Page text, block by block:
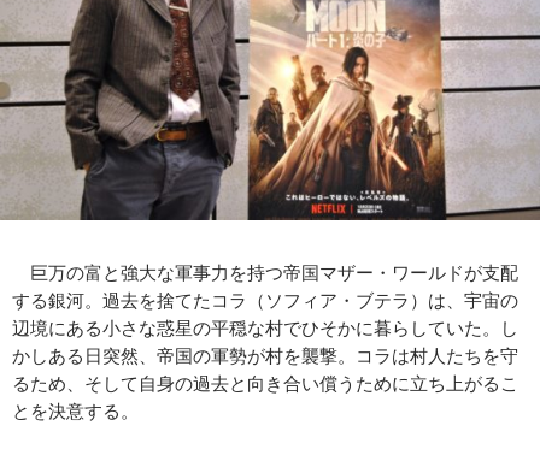
巨万の富と強大な軍事力を持つ帝国マザー・ワールドが支配
する銀河。過去を捨てたコラ（ソフィア・ブテラ）は、宇宙の
辺境にある小さな惑星の平穏な村でひそかに暮らしていた。し
かしある日突然、帝国の軍勢が村を襲撃。コラは村人たちを守
るため、そして自身の過去と向き合い償うために立ち上がるこ
とを決意する。